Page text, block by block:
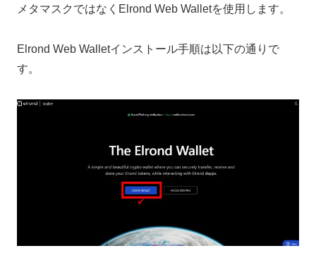
メタマスクではなくElrond Web Walletを使用します。
Elrond Web Walletインストール手順は以下の通りで
す。